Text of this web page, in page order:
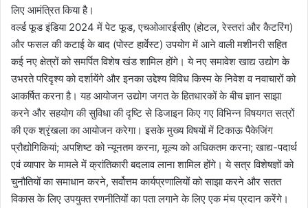
लिए आमंत्रित किया है।
वर्ल्ड फूड इंडिया 2024 में पेट फूड, एचओआरईसीए (होटल, रेस्तरां और कैटरिंग)
और फसल की कटाई के बाद (पोस्ट हार्वेस्ट) उपयोग में आने वाली मशीनरी सहित
कई नए क्षेत्रों को समर्पित विशेष खंड शामिल होंगे। ये नए समावेश खाद्य उद्योग के
उभरते परिदृश्य को दर्शायेंगे और इनका उद्देश्य विविध किस्म के निवेश व नवाचारों को
आकर्षित करना है। यह आयोजन उद्योग जगत के हितधारकों के बीच ज्ञान साझा
करने और सहयोग की सुविधा की दृष्टि से डिजाइन किए गए विभिन्न विषयगत सत्रों
की एक श्रृंखला का आयोजन करेगा। इसके मुख्य विषयों में टिकाऊ पैकेजिंग
प्रौद्योगिकियां; अपशिष्ट को न्यूनतम करना, मूल्य को अधिकतम करना; खाद्य-पदार्थ
एवं व्यापार के मामले में क्रांतिकारी बदलाव लाना शामिल होंगे। ये सत्र विशेषज्ञों को
चुनौतियों का समाधान करने, सर्वोत्तम कार्यप्रणालियों को साझा करने और सतत
विकास के लिए उपयुक्त रणनीतियों का पता लगाने के लिए एक मंच प्रदान करेंगे।